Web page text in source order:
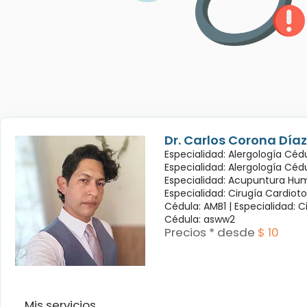
Dr. Carlos Corona Díaz
Especialidad: Alergología
Especialidad: Alergología
Especialidad: Acupuntura
Especialidad: Cirugía
Cédula: AMB1 | Especialidad:
Cédula: asww2
Precios * desde $ 10